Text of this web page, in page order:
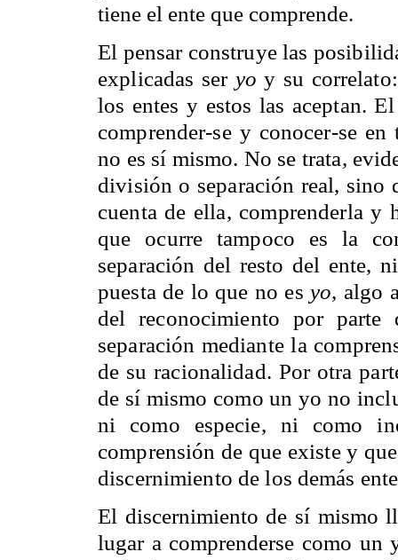
tiene el ente que comprende.
El pensar construye las
explicadas ser yo y su
los entes y estos las aceptan.
comprender-se y conocer-se
no es sí mismo. No se trata,
división o separación real, sino
cuenta de ella, comprenderla y
que ocurre tampoco es la
separación del resto del ente,
puesta de lo que no esyo, algo
del reconocimiento por parte
separación mediante la
de su racionalidad. Por otra
de sí mismo como un yo no
ni como especie, ni como
comprensión de que existe y
discernimiento de los demás
El discernimiento de sí mismo
lugar a comprenderse como un